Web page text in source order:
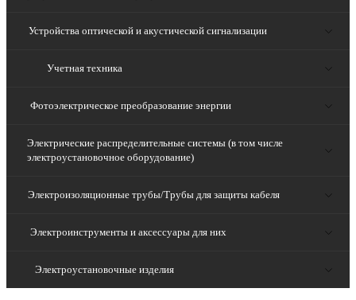
Устройства оптической и акустической сигнализации
Учетная техника
Фотоэлектрическое преобразование энергии
Электрические распределительные системы (в том числе
электроустановочное оборудование)
Электроизоляционные трубы/Трубы для защиты кабеля
Электроинструменты и аксессуары для них
Электроустановочные изделия